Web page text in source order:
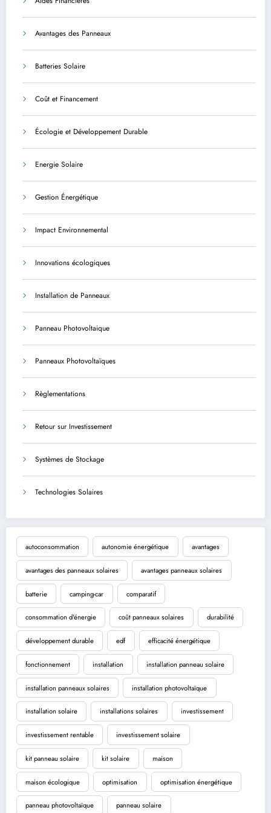
Avantages des Panneaux
Batteries Solaire
Coût et Financement
Écologie et Développement Durable
Energie Solaire
Gestion Énergétique
Impact Environnemental
Innovations écologiques
Installation de Panneaux
Panneau Photovoltaique
Panneaux Photovoltaïques
Règlementations
Retour sur Investissement
Systèmes de Stockage
Technologies Solaires
autoconsommation autonomie énergétique avantages
avantages des panneaux solaires avantages panneaux solaires
batterie camping-car comparatif
consommation d'énergie coût panneaux solaires durabilité
développement durable edf efficacité énergétique
fonctionnement installation installation panneau solaire
installation panneaux solaires installation photovoltaïque
installation solaire installations solaires investissement
investissement rentable investissement solaire
kit panneau solaire kit solaire maison
maison écologique optimisation optimisation énergétique
panneau photovoltaïque panneau solaire